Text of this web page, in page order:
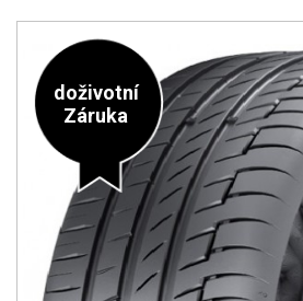
doživotní
Záruka